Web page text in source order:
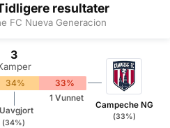
resultater
FC Nueva Generacion
3
34% 33%
(34%)
1 Vunnet
Campeche NG
(33%)